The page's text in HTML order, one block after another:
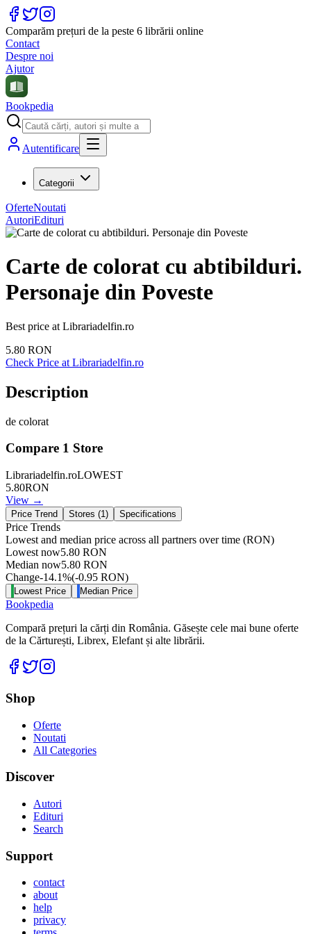
Comparăm prețuri de la peste 6 librării online
Contact
Despre noi
Ajutor
Bookpedia
Autentificare
Categorii
OferteNoutati
AutoriEdituri
Carte de colorat cu abtibilduri.
Personaje din Poveste
Best price at Librariadelfin.ro
5.80 RON
Check Price at Librariadelfin.ro
Description
de colorat
Compare 1 Store
Librariadelfin.roLOWEST
5.80RON
View →
Price Trend Stores (1) Specifications
Price Trends
Lowest and median price across all partners over time (RON)
Lowest now5.80 RON
Median now5.80 RON
Change-14.1%(-0.95 RON)
Lowest Price Median Price
Bookpedia
Compară prețuri la cărți din România. Găsește cele mai bune oferte
de la Cărturești, Librex, Elefant și alte librării.
Facebook
Twitter
Shop
Oferte
Noutati
All Categories
Discover
Autori
Edituri
Search
Support
contact
about
help
privacy